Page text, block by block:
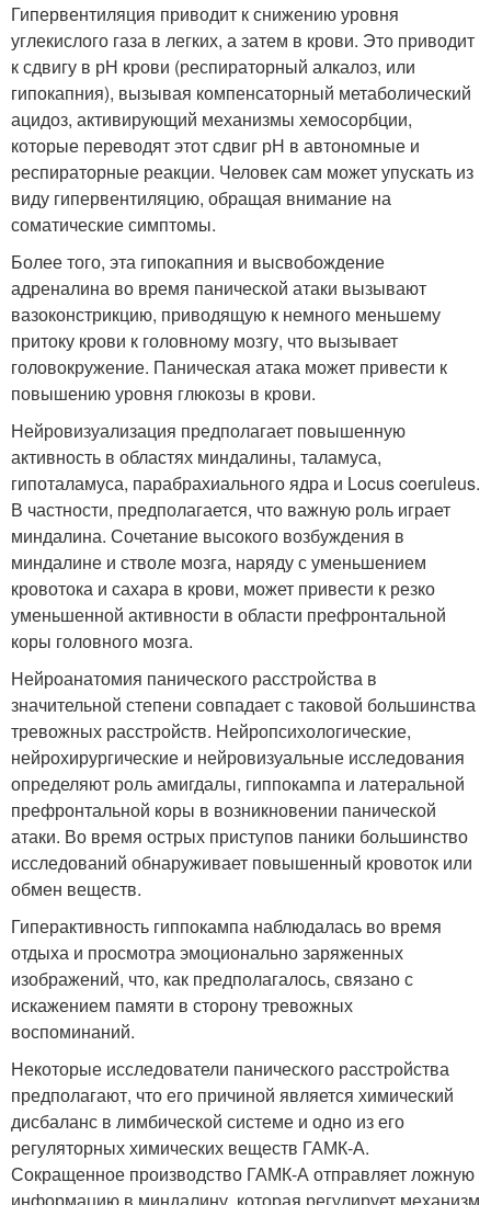
Гипервентиляция приводит к снижению уровня
углекислого газа в легких, а затем в крови. Это приводит
к сдвигу в рН крови (респираторный алкалоз, или
гипокапния), вызывая компенсаторный метаболический
ацидоз, активирующий механизмы хемосорбции,
которые переводят этот сдвиг рН в автономные и
респираторные реакции. Человек сам может упускать из
виду гипервентиляцию, обращая внимание на
соматические симптомы.
Более того, эта гипокапния и высвобождение
адреналина во время панической атаки вызывают
вазоконстрикцию, приводящую к немного меньшему
притоку крови к головному мозгу, что вызывает
головокружение. Паническая атака может привести к
повышению уровня глюкозы в крови.
Нейровизуализация предполагает повышенную
активность в областях миндалины, таламуса,
гипоталамуса, парабрахиального ядра ​​и Locus coeruleus.
В частности, предполагается, что важную роль играет
миндалина. Сочетание высокого возбуждения в
миндалине и стволе мозга, наряду с уменьшением
кровотока и сахара в крови, может привести к резко
уменьшенной активности в области префронтальной
коры головного мозга.
Нейроанатомия панического расстройства в
значительной степени совпадает с таковой большинства
тревожных расстройств. Нейропсихологические,
нейрохирургические и нейровизуальные исследования
определяют роль амигдалы, гиппокампа и латеральной
префронтальной коры в возникновении панической
атаки. Во время острых приступов паники большинство
исследований обнаруживает повышенный кровоток или
обмен веществ.
Гиперактивность гиппокампа наблюдалась во время
отдыха и просмотра эмоционально заряженных
изображений, что, как предполагалось, связано с
искажением памяти в сторону тревожных
воспоминаний.
Некоторые исследователи панического расстройства
предполагают, что его причиной является химический
дисбаланс в лимбической системе и одно из его
регуляторных химических веществ ГАМК-А.
Сокращенное производство ГАМК-А отправляет ложную